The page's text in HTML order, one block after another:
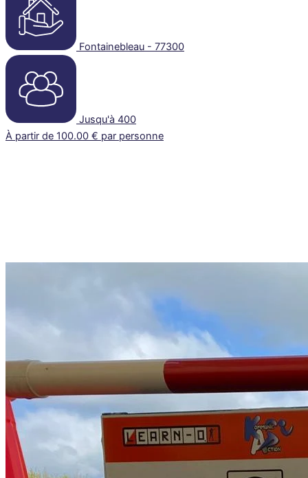
Fontainebleau - 77300
Jusqu'à 400
À partir de 100.00 € par personne